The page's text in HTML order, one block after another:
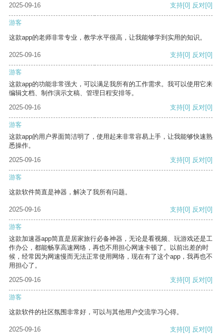
2025-09-16 支持[0] 反对[0]
游客
这款app的老师非常专业，教学水平很高，让我能够学到实用的知识。
2025-09-16 支持[0] 反对[0]
游客
这款app的功能非常强大，可以满足我所有的工作需求。我可以使用它来
编辑文档、制作演示文稿、管理日程安排等。
2025-09-16
支持[0] 反对[0]
游客
这款app的用户界面简洁明了，使用起来非常容易上手，让我能够快速熟
悉操作。
2025-09-16
支持[0] 反对[0]
游客
这款软件简直是神器，解决了我所有问题。
2025-09-16 支持[0] 反对[0]
游客
这款加速器app简直是居家旅行必备神器，无论是看视频、玩游戏还是工
作办公，都能畅享高速网络，再也不用担心网速卡顿了。以前出差的时
候，经常因为网速慢而无法正常使用网络，现在有了这个app，我再也不
用担心了。
2025-09-16
支持[0] 反对[0]
游客
这款软件的社区氛围非常好，可以与其他用户交流学习心得。
2025-09-16 支持[0] 反对[0]